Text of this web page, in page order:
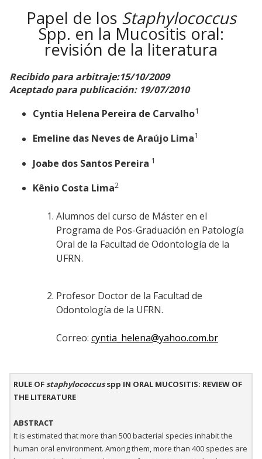
Papel de los Staphylococcus
Spp. en la Mucositis oral:
revisión de la literatura
Recibido para arbitraje:15/10/2009
Aceptado para publicación: 19/07/2010
Cyntia Helena Pereira de Carvalho1
Emeline das Neves de Araújo Lima1
Joabe dos Santos Pereira 1
Kênio Costa Lima2
Alumnos del curso de Máster en el
Programa de Pos-Graduación en Patología
Oral de la Facultad de Odontología de la
UFRN.
Profesor Doctor de la Facultad de
Odontología de la UFRN.
Correo: cyntia_helena@yahoo.com.br
RULE OFstaphylococcusspp IN ORAL MUCOSITIS: REVIEW OF
THE LITERATURE
ABSTRACT
It is estimated that more than 500 bacterial species inhabit the
human oral environment. Among them, more than 400 species are